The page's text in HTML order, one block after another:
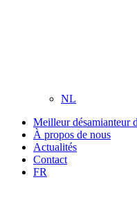
NL
Meilleur désamianteur
À propos de nous
Actualités
Contact
FR